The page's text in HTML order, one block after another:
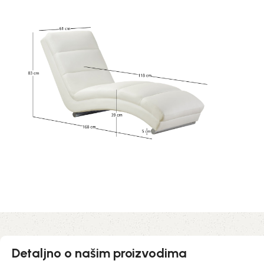
Detaljno o našim proizvodima